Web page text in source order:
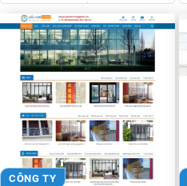
CÔNG TY